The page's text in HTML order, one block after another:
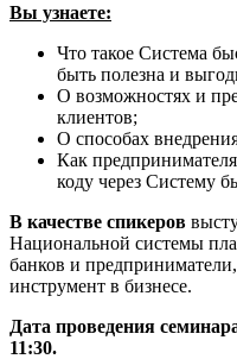
Вы узнаете:
Что такое Система
быть полезна и
О возможностях и
клиентов;
О способах
Как
коду через Систему
В качестве спикеров
Национальной системы
банков и
инструмент в бизнесе.
Дата проведения
11:30.